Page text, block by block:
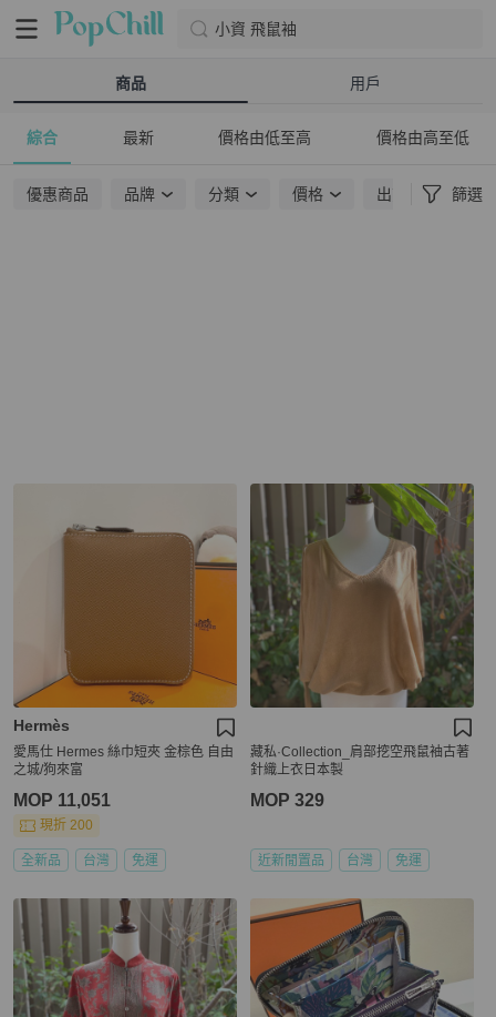
小資 飛鼠袖
商品 用戶
綜合 最新 價格由低至高 價格由高至低
優惠商品 品牌 分類 價格 出貨地點 篩選
Hermès
愛馬仕 Hermes 絲巾短夾 金棕色 自由
之城/狗來富
MOP 11,051
現折 200
全新品 台灣 免運
藏私·Collection_肩部挖空飛鼠袖古著
針織上衣日本製
MOP 329
近新閒置品 台灣 免運